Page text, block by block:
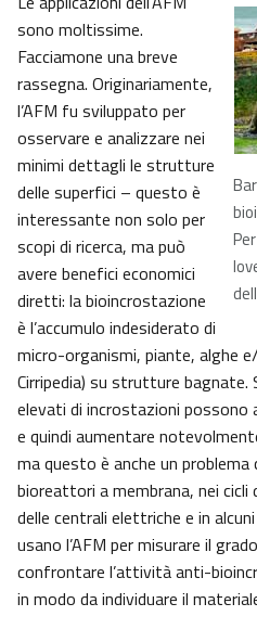
sono moltissime.
Facciamone una breve
rassegna. Originariamente,
l’AFM fu sviluppato per
osservare e analizzare nei
minimi dettagli le strutture
delle superfici – questo è
interessante non solo per
scopi di ricerca, ma può
avere benefici economici
diretti: la bioincrostazione
è l’accumulo indesiderato di
micro-organismi, piante, alghe
Cirripedia) su strutture
elevati di incrostazioni possono
e quindi aumentare
ma questo è anche un problema
bioreattori a membrana, nei cicli
delle centrali elettriche e in
usano l’AFM per misurare il
confrontare l’attività anti-
in modo da individuare il